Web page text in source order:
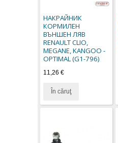
НАКРАЙНИК
КОРМИЛЕН
ВЪНШЕН ЛЯВ
RENAULT CLIO,
MEGANE, KANGOO -
OPTIMAL (G1-796)
11,26 €
În căruţ